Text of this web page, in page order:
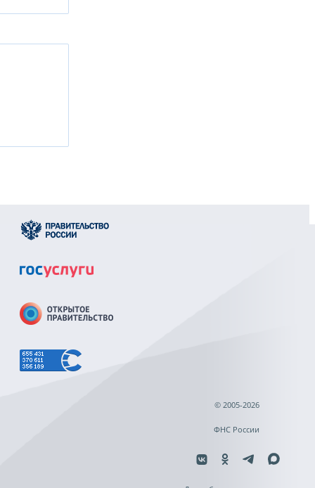
© 2005-2026
ФНС России